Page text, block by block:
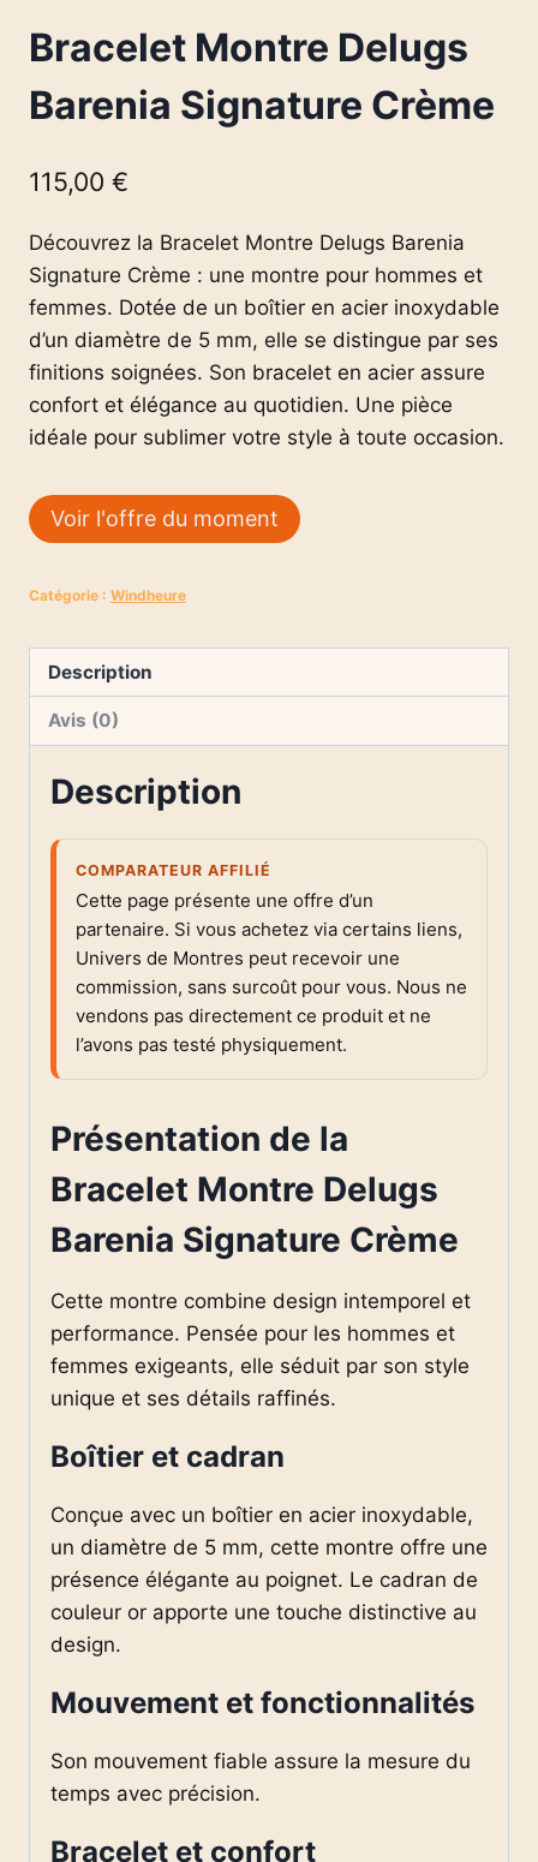
Bracelet Montre Delugs
Barenia Signature Crème
115,00 €
Découvrez la Bracelet Montre Delugs Barenia
Signature Crème : une montre pour hommes et
femmes. Dotée de un boîtier en acier inoxydable
d’un diamètre de 5 mm, elle se distingue par ses
finitions soignées. Son bracelet en acier assure
confort et élégance au quotidien. Une pièce
idéale pour sublimer votre style à toute occasion.
Voir l'offre du moment
Catégorie : Windheure
Description
Avis (0)
Description
COMPARATEUR AFFILIÉ
Cette page présente une offre d’un
partenaire. Si vous achetez via certains liens,
Univers de Montres peut recevoir une
commission, sans surcoût pour vous. Nous ne
vendons pas directement ce produit et ne
l’avons pas testé physiquement.
Présentation de la
Bracelet Montre Delugs
Barenia Signature Crème
Cette montre combine design intemporel et
performance. Pensée pour les hommes et
femmes exigeants, elle séduit par son style
unique et ses détails raffinés.
Boîtier et cadran
Conçue avec un boîtier en acier inoxydable,
un diamètre de 5 mm, cette montre offre une
présence élégante au poignet. Le cadran de
couleur or apporte une touche distinctive au
design.
Mouvement et fonctionnalités
Son mouvement fiable assure la mesure du
temps avec précision.
Bracelet et confort